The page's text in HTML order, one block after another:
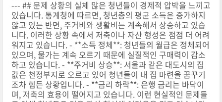
--- ## 문제 상황의 실체 많은 청년들이 경제적 압박을 느끼고
있습니다. 통계청에 따르면, 청년층의 평균 소득은 증가하지
않고 있는 반면, 주거비와 생활비는 계속해서 상승하고 있습
니다. 이러한 상황 속에서 저축이나 자산 형성은 점점 더 어려
워지고 있습니다. - **소득 정체**: 청년들의 월급은 정체되어
있으며, 물가는 계속 오르기 때문에 실질적인 구매력이 감소
하고 있습니다. - **주거비 상승**: 서울과 같은 대도시의 집
값은 천정부지로 오르고 있어 청년들이 내 집 마련을 꿈꾸기
조차 힘든 상황입니다. - **금리 하락**: 은행 금리는 바닥이
며, 저축의 효용이 떨어지고 있습니다. 이런 현실적인 문제들